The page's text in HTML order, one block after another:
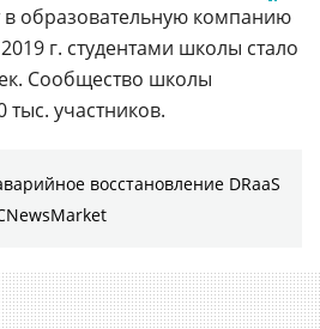
в образовательную компанию
г. студентами школы стало
Сообщество школы
тыс. участников.
восстановление DRaaS